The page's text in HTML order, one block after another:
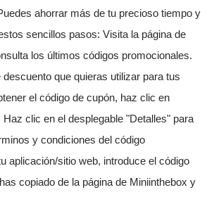
ahorrar más de tu precioso tiempo y
sencillos pasos: Visita la página de
los últimos códigos promocionales.
descuento que quieras utilizar para tus
el código de cupón, haz clic en
clic en el desplegable "Detalles" para
y condiciones del código
aplicación/sitio web, introduce el código
copiado de la página de Miniinthebox y